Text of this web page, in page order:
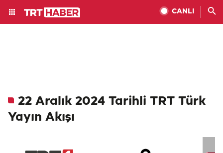
CANLI
22 Aralık 2024 Tarihli TRT Türk
Yayın Akışı